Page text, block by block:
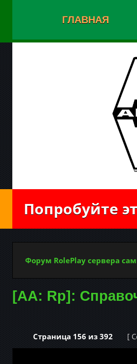
ГЛАВНАЯ
Попробуйте
Форум RolePlay сервера
[AA: Rp]:
Страница 156 из 392 [